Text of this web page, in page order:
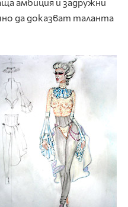
да доказват таланта